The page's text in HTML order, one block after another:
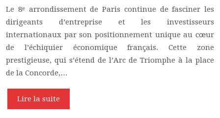
Le 8ᵉ arrondissement de Paris continue de fasciner les
dirigeants d’entreprise et les investisseurs
internationaux par son positionnement unique au cœur
de l’échiquier économique français. Cette zone
prestigieuse, qui s’étend de l’Arc de Triomphe à la place
de la Concorde,…
Lire la suite